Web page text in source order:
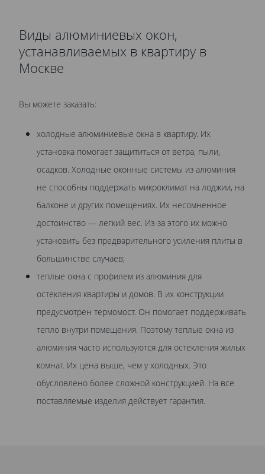
Виды алюминиевых окон,
устанавливаемых в квартиру в
Москве
Вы можете заказать:
холодные алюминиевые окна в квартиру. Их
установка помогает защититься от ветра, пыли,
осадков. Холодные оконные системы из алюминия
не способны поддержать микроклимат на лоджии, на
балконе и других помещениях. Их несомненное
достоинство — легкий вес. Из-за этого их можно
установить без предварительного усиления плиты в
большинстве случаев;
теплые окна с профилем из алюминия для
остекления квартиры и домов. В их конструкции
предусмотрен термомост. Он помогает поддерживать
тепло внутри помещения. Поэтому теплые окна из
алюминия часто используются для остекления жилых
комнат. Их цена выше, чем у холодных. Это
обусловлено более сложной конструкцией. На все
поставляемые изделия действует гарантия.